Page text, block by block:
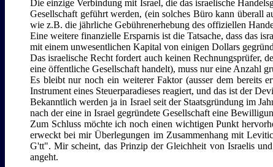
Die einzige Verbindung mit Israel, die das israelische
Gesellschaft geführt werden, (ein solches Büro kann überall
wie z.B. die jährliche Gebührenerhebung des offiziellen
Eine weitere finanzielle Ersparnis ist die Tatsache, dass das
mit einem unwesentlichen Kapital von einigen Dollars
Das israelische Recht fordert auch keinen Rechnungsprüfer,
eine öffentliche Gesellschaft handelt), muss nur eine Anzahl
Es bleibt nur noch ein weiterer Faktor (ausser dem bereits
Instrument eines Steuerparadieses reagiert, und das ist der
Bekanntlich werden ja in Israel seit der Staatsgründung im
nach der eine in Israel gegründete Gesellschaft eine
Zum Schluss möchte ich noch einen wichtigen Punkt
erweckt bei mir Überlegungen im Zusammenhang mit
G'tt". Mir scheint, das Prinzip der Gleichheit von Israelis
angeht.